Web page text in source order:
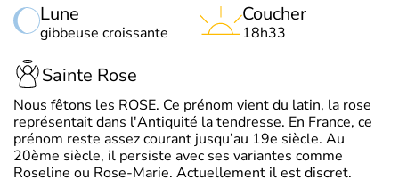
Lune
gibbeuse croissante
Coucher
18h33
Sainte Rose
Nous fêtons les ROSE. Ce prénom vient du latin, la rose
représentait dans l'Antiquité la tendresse. En France, ce
prénom reste assez courant jusqu’au 19e siècle. Au
20ème siècle, il persiste avec ses variantes comme
Roseline ou Rose-Marie. Actuellement il est discret.